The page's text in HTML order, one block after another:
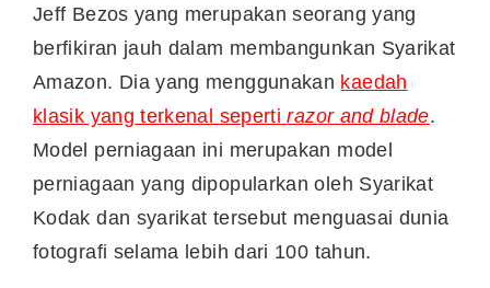
Jeff Bezos yang merupakan seorang yang
berfikiran jauh dalam membangunkan Syarikat
Amazon. Dia yang menggunakan kaedah
klasik yang terkenal sepertirazor and blade.
Model perniagaan ini merupakan model
perniagaan yang dipopularkan oleh Syarikat
Kodak dan syarikat tersebut menguasai dunia
fotografi selama lebih dari 100 tahun.